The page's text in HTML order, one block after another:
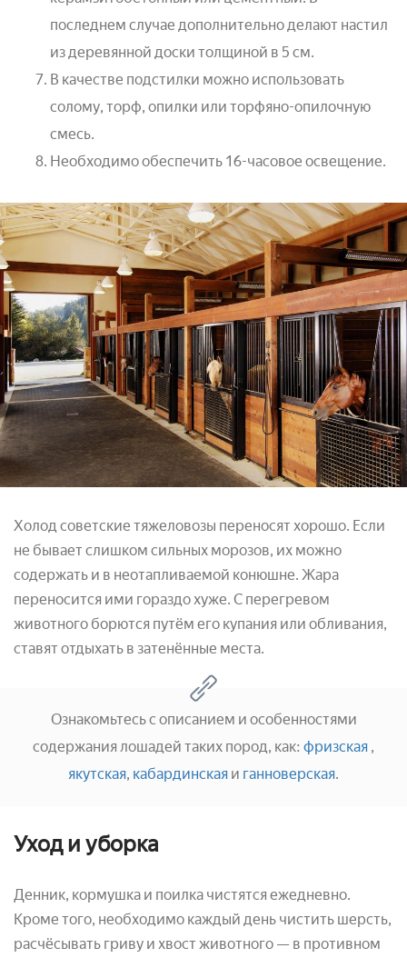
последнем случае дополнительно делают настил
из деревянной доски толщиной в 5 см.
В качестве подстилки можно использовать
солому, торф, опилки или торфяно-опилочную
смесь.
Необходимо обеспечить 16-часовое освещение.
Холод советские тяжеловозы переносят хорошо. Если
не бывает слишком сильных морозов, их можно
содержать и в неотапливаемой конюшне. Жара
переносится ими гораздо хуже. С перегревом
животного борются путём его купания или обливания,
ставят отдыхать в затенённые места.
Ознакомьтесь с описанием и особенностями
содержания лошадей таких пород, как: фризская ,
якутская, кабардинская и ганноверская.
Уход и уборка
Денник, кормушка и поилка чистятся ежедневно.
Кроме того, необходимо каждый день чистить шерсть,
расчёсывать гриву и хвост животного — в противном